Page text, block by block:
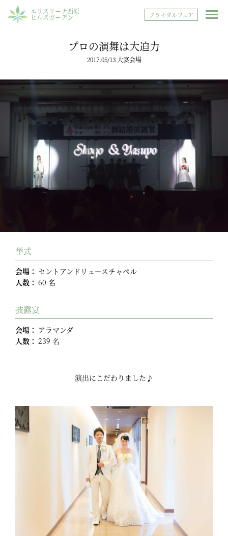
エリスリーナ西原
ヒルズガーデン ブライダルフェア
プロの演舞は大迫力
2017.05/13 大宴会場
挙式
会場： セントアンドリュースチャペル
人数： 60 名
披露宴
会場： アラマンダ
人数： 239 名
演出にこだわりました♪